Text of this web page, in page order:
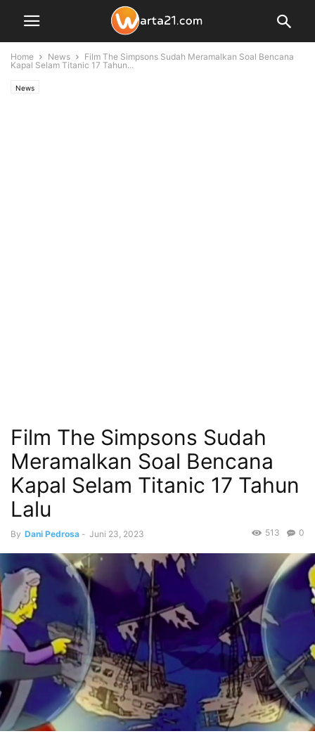
Home News
Film The Simpsons Sudah Meramalkan Soal Bencana
Kapal Selam Titanic 17 Tahun...
News
Film The Simpsons Sudah
Meramalkan Soal Bencana
Kapal Selam Titanic 17 Tahun
Lalu
By Dani Pedrosa - Juni 23, 2023 0
513